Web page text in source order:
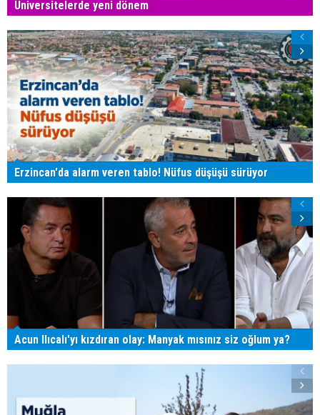
Üniversitelerde yeni dönem
Erzincan'da alarm veren tablo! Nüfus düşüşü sürüyor
Acun Ilıcalı'yı kızdıran olay: Manyak mısınız siz oğlum ya?